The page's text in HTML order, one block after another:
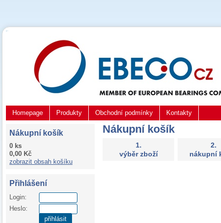
Homepage Produkty Obchodní podmínky Kontakty
Nákupní košík
0 ks
0,00 Kč
zobrazit obsah košíku
Přihlášení
Login:
Heslo:
přihlásit
Nákupní košík
1.
výběr zboží
2.
nákupní